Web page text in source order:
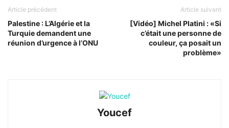
Article précédent
Palestine : L’Algérie et la
Turquie demandent une
réunion d’urgence à l’ONU
Article suivant
[Vidéo] Michel Platini : «Si
c’était une personne de
couleur, ça posait un
problème»
Youcef